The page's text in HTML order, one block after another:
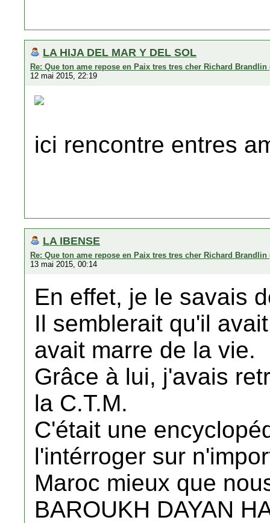
LA HIJA DEL MAR Y DEL SOL
Re: Que ton ame repose en Paix tres tres cher Richard Brandlin
12 mai 2015, 22:19
ici rencontre entres
LA IBENSE
Re: Que ton ame repose en Paix tres tres cher Richard Brandlin
13 mai 2015, 00:14
En effet, je le savais
Il semblerait qu'il
avait marre de la vie.
Grâce à lui, j'avais
la C.T.M.
C'était une
l'intérroger sur
Maroc mieux que
BAROUKH DAYAN